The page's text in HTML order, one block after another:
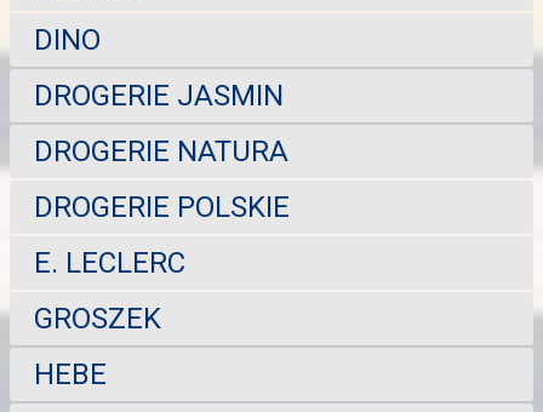
DINO
DROGERIE JASMIN
DROGERIE NATURA
DROGERIE POLSKIE
E. LECLERC
GROSZEK
HEBE